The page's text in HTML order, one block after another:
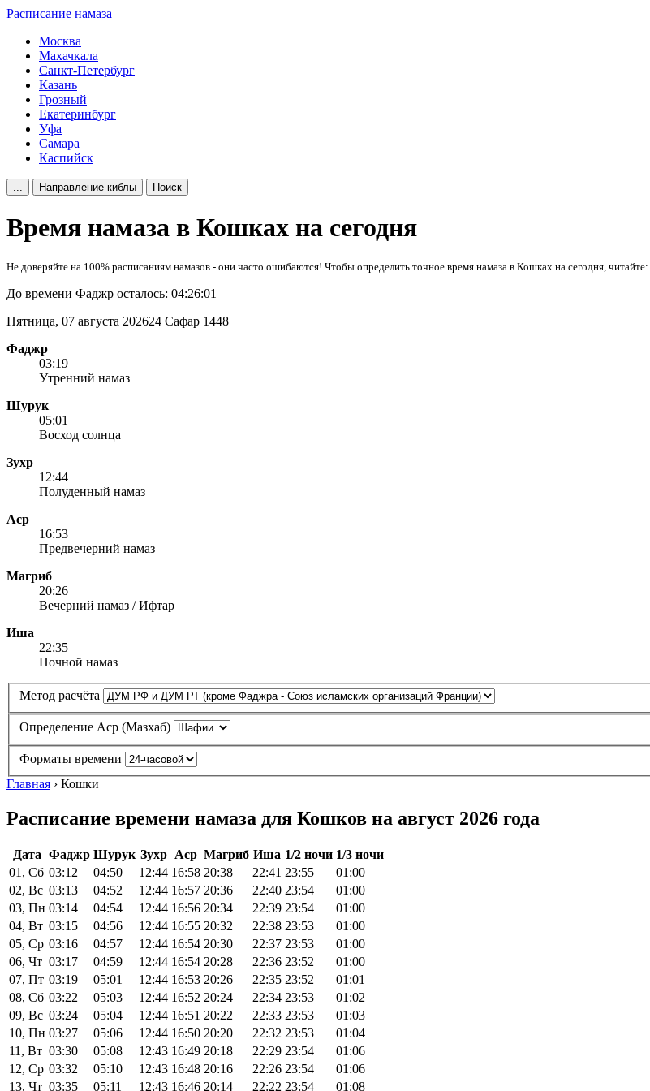
Расписание намаза
Москва
Махачкала
Санкт-Петербург
Казань
Грозный
Екатеринбург
Уфа
Самара
Каспийск
... Направление киблы Поиск
Время намаза в Кошках на сегодня
Не доверяйте на 100% расписаниям намазов - они часто ошибаются! Чтобы определить точное время намаза в Кошках на сегодня, читайте:
До времени Фаджр осталось: 04:26:01
Пятница, 07 августа 202624 Сафар 1448
Фаджр
03:19
Утренний намаз
Шурук
05:01
Восход солнца
Зухр
12:44
Полуденный намаз
Аср
16:53
Предвечерний намаз
Магриб
20:26
Вечерний намаз / Ифтар
Иша
22:35
Ночной намаз
Метод расчёта
Определение Аср (Мазхаб)
Форматы времени
Главная › Кошки
Расписание времени намаза для Кошков на август 2026 года
Дата Фаджр Шурук Зухр Аср Магриб Иша 1/2 ночи 1/3 ночи
01, Сб 03:12 04:50 12:44 16:58 20:38 22:41 23:55
01:00
02, Вс 03:13 04:52 12:44 16:57 20:36 22:40 23:54
01:00
03, Пн 03:14 04:54 12:44 16:56 20:34 22:39 23:54
01:00
04, Вт 03:15 04:56 12:44 16:55 20:32 22:38 23:53
01:00
05, Ср 03:16 04:57 12:44 16:54 20:30 22:37 23:53
01:00
06, Чт 03:17 04:59 12:44 16:54 20:28 22:36 23:52
01:00
07, Пт 03:19 05:01 12:44 16:53 20:26 22:35 23:52
01:01
08, Сб 03:22 05:03 12:44 16:52 20:24 22:34 23:53
01:02
09, Вс 03:24 05:04 12:44 16:51 20:22 22:33 23:53
01:03
10, Пн 03:27 05:06 12:44 16:50 20:20 22:32 23:53
01:04
11, Вт 03:30 05:08 12:43 16:49 20:18 22:29 23:54
01:06
12, Ср 03:32 05:10 12:43 16:48 20:16 22:26 23:54
01:06
13, Чт 03:35 05:11 12:43 16:46 20:14 22:22 23:54
01:08